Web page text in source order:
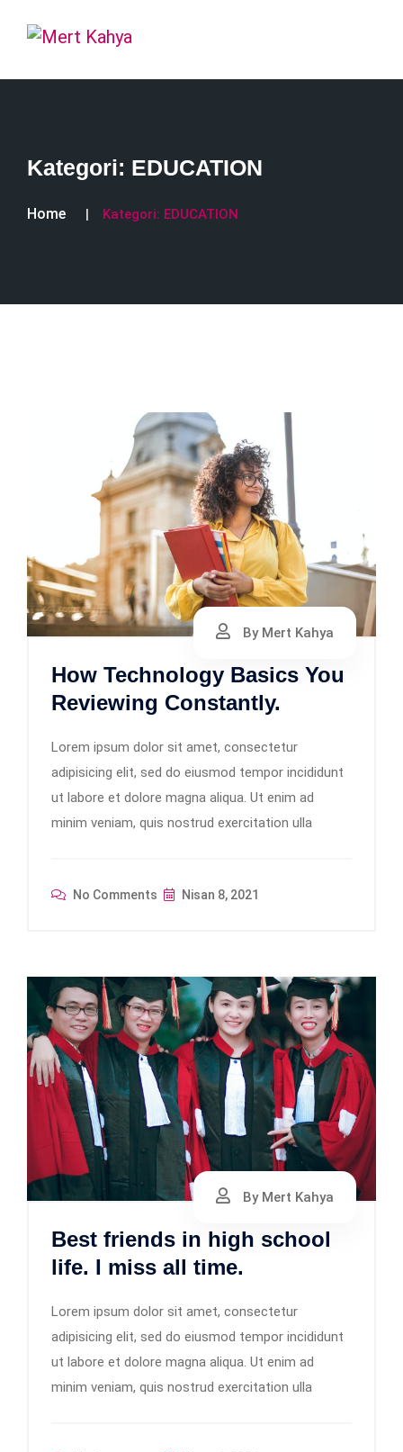
Kategori: EDUCATION
Home Kategori: EDUCATION
By Mert Kahya
How Technology Basics You
Reviewing Constantly.
Lorem ipsum dolor sit amet, consectetur
adipisicing elit, sed do eiusmod tempor incididunt
ut labore et dolore magna aliqua. Ut enim ad
minim veniam, quis nostrud exercitation ulla
No Comments Nisan 8, 2021
By Mert Kahya
Best friends in high school
life. I miss all time.
Lorem ipsum dolor sit amet, consectetur
adipisicing elit, sed do eiusmod tempor incididunt
ut labore et dolore magna aliqua. Ut enim ad
minim veniam, quis nostrud exercitation ulla